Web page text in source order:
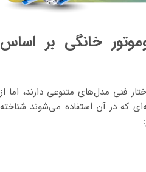
خانگی بر اساس
فنی مدل‌های متنوعی دارند، اما از
که در آن استفاده می‌شوند شناخته